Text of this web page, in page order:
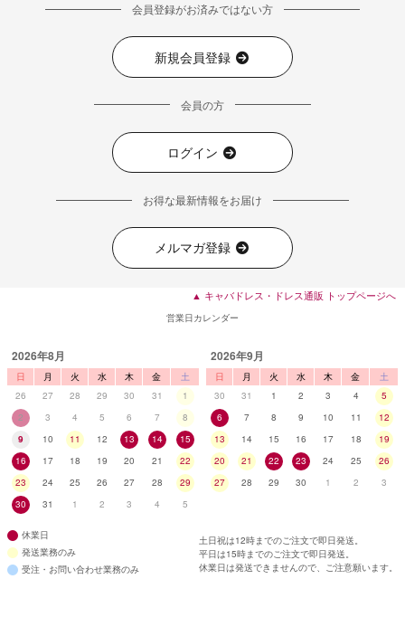
会員登録がお済みではない方
新規会員登録
会員の方
ログイン
お得な最新情報をお届け
メルマガ登録
▲ キャバドレス・ドレス通販 トップページへ
営業日カレンダー
2026年8月
日 月 火 水 木 金
土
26
27 28 29 30 31
1
2
3 4 5 6 7
8
9
10 11 12 13 14
15
16
17 18 19 20 21
22
23
24 25 26 27 28
29
30
31 1 2 3 4 5
2026年9月
日 月 火 水 木 金
土
30
31 1 2 3 4
5
6
7 8 9 10 11
12
13
14 15 16 17 18
19
20
21 22 23 24 25
26
27
28 29 30 1 2 3
休業日
発送業務のみ
受注・お問い合わせ業務のみ
土日祝は12時までのご注文で即日発送。
平日は15時までのご注文で即日発送。
休業日は発送できませんので、ご注意願います。